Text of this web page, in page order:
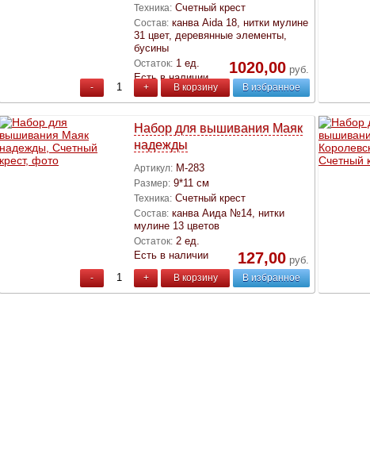
Техника: Счетный крест
Состав: канва Aida 18, нитки мулине
31 цвет, деревянные элементы,
бусины
Остаток: 1 ед.
Есть в наличии
1020,00 руб.
- + В корзину В избранное
Набор для вышивания Маяк
надежды
Артикул: М-283
Размер: 9*11 см
Техника: Счетный крест
Состав: канва Аида №14, нитки
мулине 13 цветов
Остаток: 2 ед.
Есть в наличии
127,00 руб.
- + В корзину В избранное